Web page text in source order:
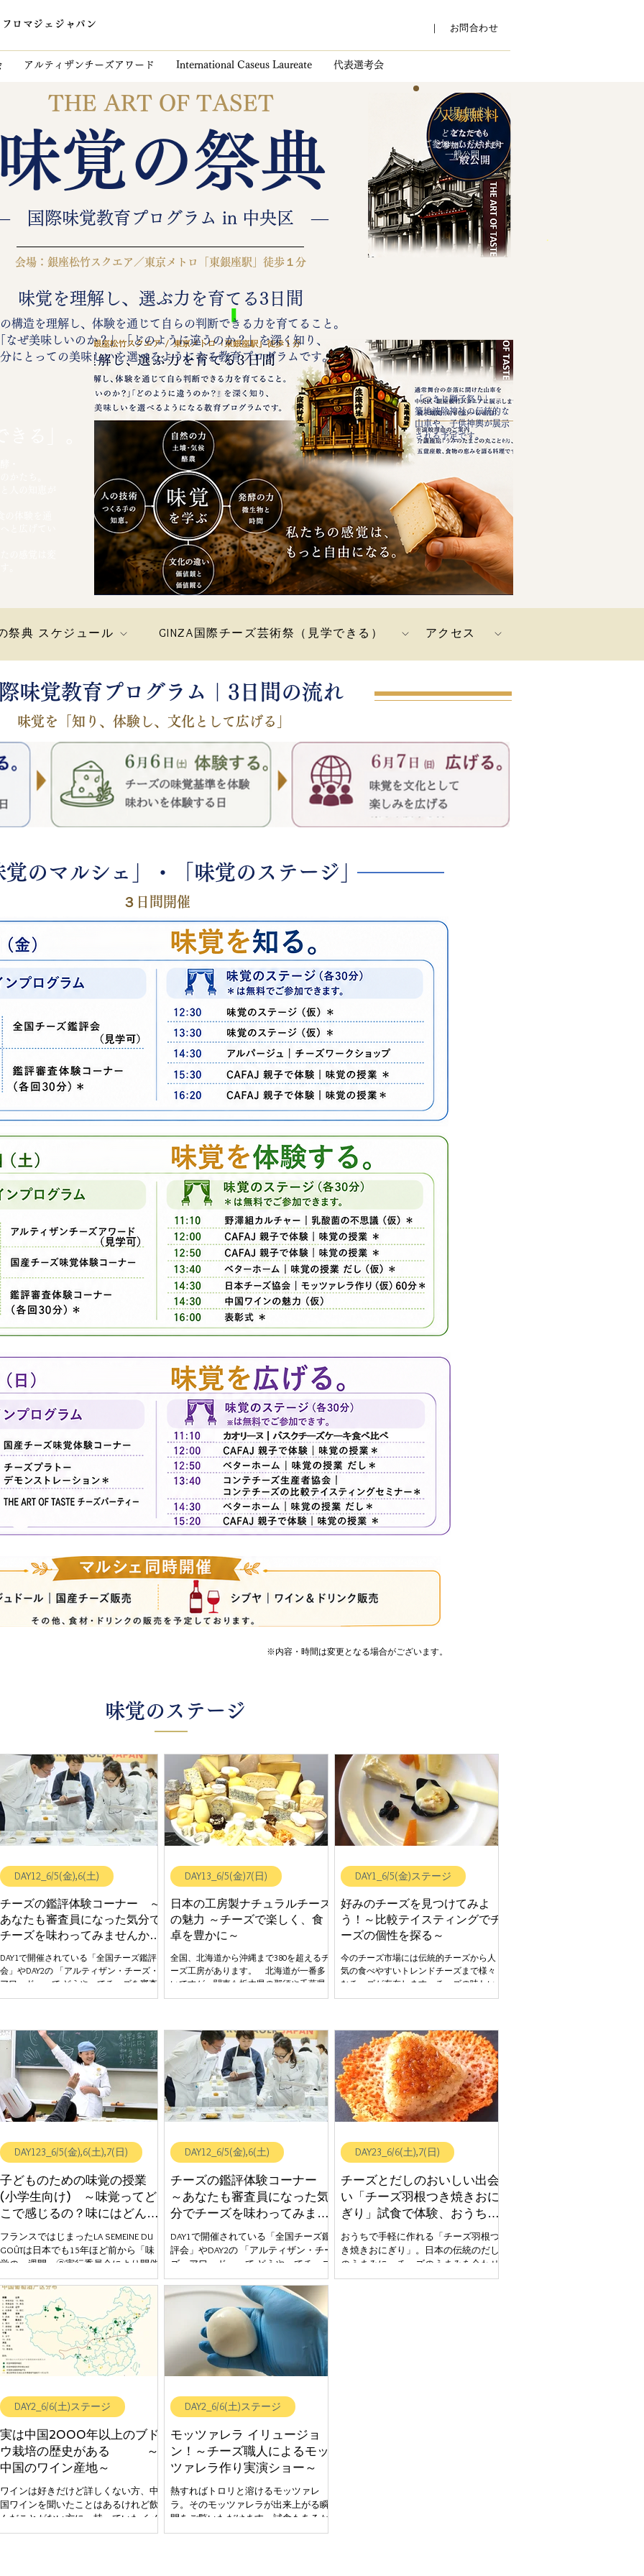
​フロマジェジャパン ​｜ お問合わせ
アルティザンチーズアワード International Caseus Laureate 代表選考会
「つきじ獅子祭り」
築地波除神社の伝統的な
山車や、子供神輿が展示
される予定です。
入場無料
どなたでも
ご参加いただけます
​一般公開
覚の祭典
会場：銀座松竹スクエア／東京メトロ「東銀座駅」徒歩１分
味覚を理解し、選ぶ力を育てる3日間
THE ART OF TASET
国際味覚教育プログラム in 中央区 ―
構造を理解し、体験を通じて自らの判断できる力を育てること。
なぜ美味しいのか？」「どのように違うのか？」を深く知り、
にとっての美味しいを選べるようになる教育プログラムです。
祭典 スケジュール GINZA国際チーズ芸術祭（見学できる） アクセス
味覚を「知り、体験し、文化として広げる」
味覚教育プログラム｜3日間の流れ
３日間開催
覚のマルシェ」・「味覚のステージ」
​※内容・時間は変更となる場合がございます。
味覚のステージ
チーズの鑑評体験コーナー ～
あなたも審査員になった気分で
チーズを味わってみませんか？
DAY1で開催されている「全国チーズ鑑評
会」やDAY2の 「アルティザン・チーズ・
アワード」って どうやってチーズを審査
しているの？ 「全国チーズ鑑評会」や
評基準」という方法で審査が行われてい
ます。 この「国際鑑評基準」という審査
方法は、フランスやイタリア、スイス、
ドイツなどヨーロッパを中心に広く実施
されており、外観5点・テクスチャー5
点・風味10点、合計20点で審査をする方
法です。実際、試食チーズを目の前に
こんな味覚体験ができます♪ // チーズを美
味しい！まずい！という判断ではなく、
「国際鑑評基準」で品質がいいか、よく
ないかを審査する方法を体験できます♪ チ
ーズの鑑評体験コーナー ～あなたも審査
員になった気分でチーズを味わってみま
ァンシア・フロマージュ・デイリー・ジ
ャポン 【体験コーナー提供】一般財団法
DAY12_6/5(金),6(土)
日本の工房製ナチュラルチーズ
の魅力 ～チーズで楽しく、食
卓を豊かに～
全国、北海道から沖縄まで380を超えるチ
ーズ工房があります。 北海道が一番多
いですが、関東も栃木県の那須や千葉県
のいすみ市になど工房がたくさんあり、
くの工房が受賞し、世界でも美味しさが
認められています。 \\ こんなチーズの魅
力に出会えます♪ // 工房製ナチュラルチー
ズの美味しさ、素晴らしさを知っていた
だけます！ 日本の工房製ナチュラルチー
ズの魅力 ～チーズで楽しく、食卓を豊か
に～ 【ステージご提供・ご協賛】一般社
団法人日本チーズ協会 奥泉 明子 日
時：6/5(金) 13:30-14:00 6/7(日) 11:10-
11:40 場 所：6/5(金) 味覚のステージ
（ZONE-D) 6/7(日) ZONE-
DAY13_6/5(金)7(日)
好みのチーズを見つけてみよ
う！～比較テイスティングでチ
ーズの個性を探る～
今のチーズ市場には伝統的チーズから人
気の食べやすいトレンドチーズまで様々
なチーズが存在します。チーズの味わい
も時代の変化の影響を受けます。チーズ
ンス産の無殺菌乳製の伝統的なチーズと
食べやすい殺菌乳製チーズの食べ比べを
して味わいの個性を体験しませんか？ ま
たチーズの選び方や保存の仕方も伝授し
ます。 \\ こんな味覚体験ができます♪ // 伝
統的な個性的なチーズと近年流通用の多
い食べやすいチーズを試食して五味（甘
分の好みを見つけて頂きたいと思いま
す。 好みのチーズを見つけてみよう！ 比
較テイスティングでチーズの個性を探る
【ステージご提供・ご協賛】チーズ専門
店アルパージュ ----------------------------------------------
--------------------------------- 登壇者：チーズ専門店
5日(金) 14:3
DAY1_6/5(金)ステージ
子どものための味覚の授業
(小学生向け) ～味覚ってど
こで感じるの？味にはどんな
味があるの？～
フランスではじまったLA SEMEINE DU
GOÛTは日本でも15年ほど前から「味
覚の一週間」🄬実行委員会により開催
され、毎年秋に料理人やパティシエに
より全国の小学校で「味覚の授業」🄬
が行われています。 今回の「味覚の祭
典」を主催する日本チーズアートフロ
マジェ協会でもこの活動に賛同し、毎
年秋にフロマジェが小学校に出向いて
「味覚の授業」🄬のボランティア活動
をし、多くの児童たちに、おいしさは
あるのか、体験授業をしてきました。
この度の 「味覚の祭典」では、小学生
向けに、チーズの試食を通じて、「五
感で味わうこと」、「基本の5つの味
について」をご体験いただける「味覚
の授業」🄬を開催します。 お子様
になるようなステージです！ 親子での
参加も可能です。ぜひお申込みお待ち
人数を2名にしてお申込みください.。
DAY123_6/5(金),6(土),7(日)
チーズの鑑評体験コーナー
～あなたも審査員になった気
分でチーズを味わってみませ
んか？～
DAY1で開催されている「全国チーズ鑑
評会」やDAY2の 「アルティザン・チー
ズ・アワード」って どうやってチーズ
を審査しているの？ 「全国チーズ鑑
評会」や「アルティザン・チーズ・ア
ワード」で導入されているチーズの審
査は「国際鑑評基準」という方法で審
査が行われています。 この「国際鑑評
基準」という審査方法は、フランスや
イタリア、スイス、ドイツなどヨーロ
ッパを中心に広く実施されており、外
合計20点で審査をする方法です。実
際、試食チーズを目の前にし、審査員
になった気分で「国際鑑評基準」とい
う審査方法を体験できます。 \\ こんな
味覚体験ができます♪ // チーズを美味し
い！まずい！という判断ではなく、
くないかを審査する方法を体験できま
す♪ チーズの鑑評体験コーナー ～あな
わってみませんか？～ 【体験コーナー
DAY12_6/5(金),6(土)
チーズとだしのおいしい出会
い「チーズ羽根つき焼きおに
ぎり」試食で体験、おうちで
も再現！
おうちで手軽に作れる「チーズ羽根つ
き焼きおにぎり」。日本の伝統のだし
のうまみに、チーズのうまみを合わせ
ることで、子供から大人までうまみの
DAY23_6/6(土),7(日)
実は中国2000年以上のブド
ウ栽培の歴史がある ～
中国のワイン産地～
ワインは好きだけど詳しくない方、中
国ワインを聞いたことはあるけれど飲
んだことがない方に、持っていたイメ
ージと実際にテイスティングした味わ
DAY2_6/6(土)ステージ
モッツァレラ イリュージョ
ン！～チーズ職人によるモッ
ツァレラ作り実演ショー～
熱すればトロリと溶けるモッツァレ
ラ。そのモッツァレラが出来上がる瞬
間をご覧いただけます。試食もあるか
も。チーズに興味のある方ならどなた
DAY2_6/6(土)ステージ